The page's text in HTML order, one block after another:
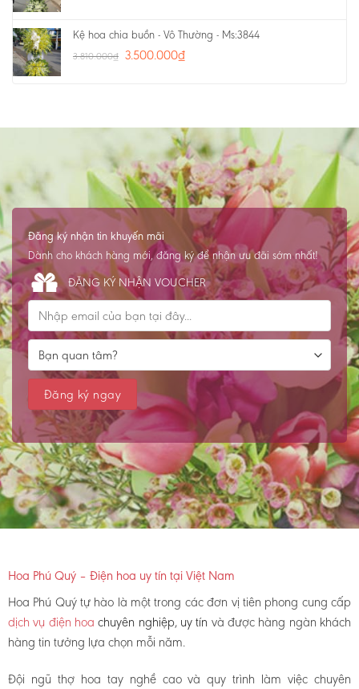
Kệ hoa chia buồn - Vô Thường - Ms:3844
3.810.000₫ 3.500.000₫
Đăng ký nhận tin khuyến mãi
Dành cho khách hàng mới, đăng ký để nhận ưu đãi sớm nhất!
ĐĂNG KÝ NHẬN VOUCHER
Hoa Phú Quý – Điện hoa uy tín tại Việt Nam
Hoa Phú Quý tự hào là một trong các đơn vị tiên phong cung cấp
dịch vụ điện hoachuyên nghiệp, uy tín và được hàng ngàn khách
hàng tin tưởng lựa chọn mỗi năm.
Đội ngũ thợ hoa tay nghề cao và quy trình làm việc chuyên